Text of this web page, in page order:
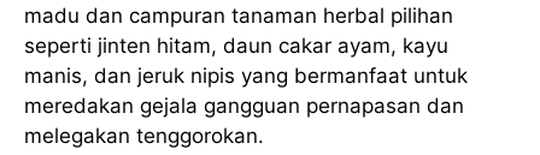
madu dan campuran tanaman herbal pilihan
seperti jinten hitam, daun cakar ayam, kayu
manis, dan jeruk nipis yang bermanfaat untuk
meredakan gejala gangguan pernapasan dan
melegakan tenggorokan.